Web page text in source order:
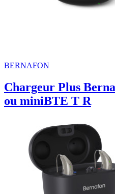
BERNAFON
Chargeur Plus
ou miniBTE T R